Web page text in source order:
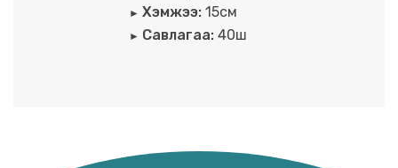
Хэмжээ:15см
Савлагаа:40ш